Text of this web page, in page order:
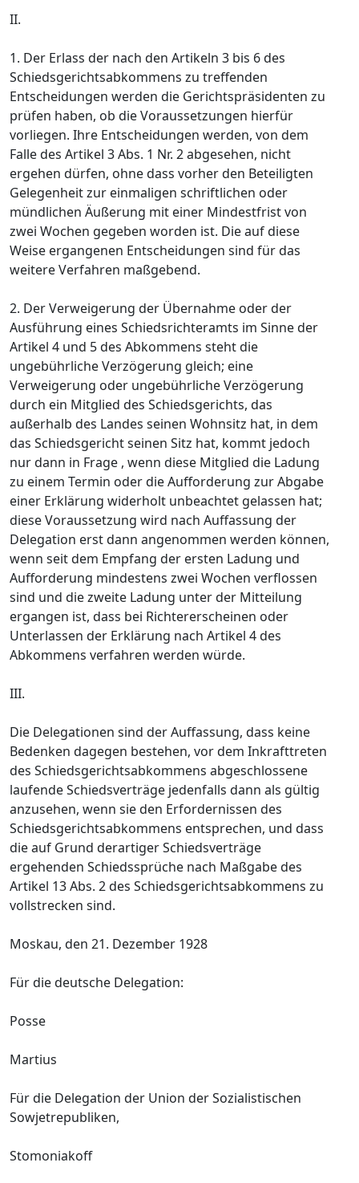
II.
1. Der Erlass der nach den Artikeln 3 bis 6 des
Schiedsgerichtsabkommens zu treffenden
Entscheidungen werden die Gerichtspräsidenten zu
prüfen haben, ob die Voraussetzungen hierfür
vorliegen. Ihre Entscheidungen werden, von dem
Falle des Artikel 3 Abs. 1 Nr. 2 abgesehen, nicht
ergehen dürfen, ohne dass vorher den Beteiligten
Gelegenheit zur einmaligen schriftlichen oder
mündlichen Äußerung mit einer Mindestfrist von
zwei Wochen gegeben worden ist. Die auf diese
Weise ergangenen Entscheidungen sind für das
weitere Verfahren maßgebend.
2. Der Verweigerung der Übernahme oder der
Ausführung eines Schiedsrichteramts im Sinne der
Artikel 4 und 5 des Abkommens steht die
ungebührliche Verzögerung gleich; eine
Verweigerung oder ungebührliche Verzögerung
durch ein Mitglied des Schiedsgerichts, das
außerhalb des Landes seinen Wohnsitz hat, in dem
das Schiedsgericht seinen Sitz hat, kommt jedoch
nur dann in Frage , wenn diese Mitglied die Ladung
zu einem Termin oder die Aufforderung zur Abgabe
einer Erklärung widerholt unbeachtet gelassen hat;
diese Voraussetzung wird nach Auffassung der
Delegation erst dann angenommen werden können,
wenn seit dem Empfang der ersten Ladung und
Aufforderung mindestens zwei Wochen verflossen
sind und die zweite Ladung unter der Mitteilung
ergangen ist, dass bei Richtererscheinen oder
Unterlassen der Erklärung nach Artikel 4 des
Abkommens verfahren werden würde.
III.
Die Delegationen sind der Auffassung, dass keine
Bedenken dagegen bestehen, vor dem Inkrafttreten
des Schiedsgerichtsabkommens abgeschlossene
laufende Schiedsverträge jedenfalls dann als gültig
anzusehen, wenn sie den Erfordernissen des
Schiedsgerichtsabkommens entsprechen, und dass
die auf Grund derartiger Schiedsverträge
ergehenden Schiedssprüche nach Maßgabe des
Artikel 13 Abs. 2 des Schiedsgerichtsabkommens zu
vollstrecken sind.
Moskau, den 21. Dezember 1928
Für die deutsche Delegation:
Posse
Martius
Für die Delegation der Union der Sozialistischen
Sowjetrepubliken,
Stomoniakoff